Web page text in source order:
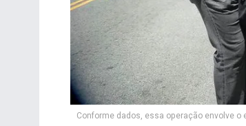
Conforme dados, essa operação envolve